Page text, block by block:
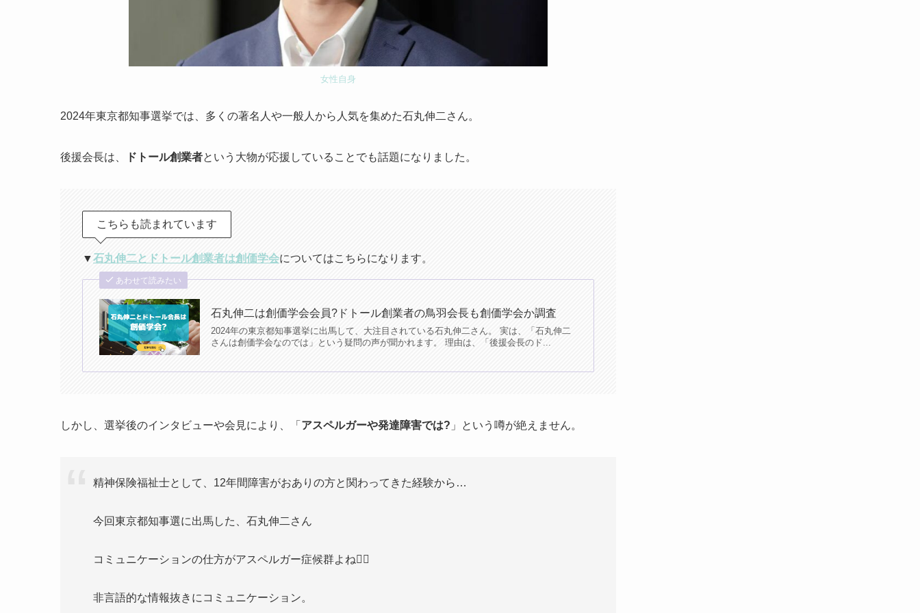
女性自身
2024年東京都知事選挙では、多くの著名人や一般人から人気を集めた石丸伸二さん。
後援会長は、 ドトール創業者という大物が応援していることでも話題になりました。
こちらも読まれています
▼石丸伸二とドトール創業者は創価学会についてはこちらになります。
あわせて読みたい
石丸伸二は創価学会会員?ドトール創業者の鳥羽会長も創価学会か調査
2024年の東京都知事選挙に出馬して、大注目されている石丸伸二さん。 実は、「石丸伸二
さんは創価学会なのでは」という疑問の声が聞かれます。 理由は、「後援会長のド...
しかし、選挙後のインタビューや会見により、「 アスペルガーや発達障害では? 」という噂が絶えません。
精神保険福祉士として、12年間障害がおありの方と関わってきた経験から…
今回東京都知事選に出馬した、石丸伸二さん
コミュニケーションの仕方がアスペルガー症候群よね🙂‍↕️
非言語的な情報抜きにコミュニケーション。